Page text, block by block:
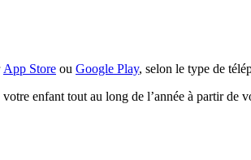
App Store ou Google Play, selon le type de
enfant tout au long de l’année à partir de